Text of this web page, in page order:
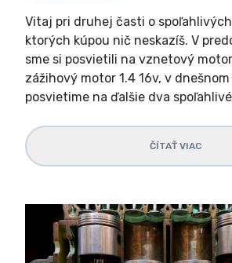
Vitaj pri druhej časti o
ktorých kúpou nič neskazíš. V
sme si posvietili na vznetový motor
zážihový motor 1.4 16v, v
posvietime na ďalšie dva
ČÍTAŤ VIAC